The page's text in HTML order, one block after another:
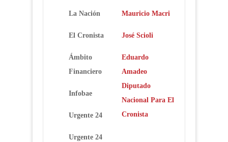
La Nación
El Cronista
Ámbito
Financiero
Infobae
Urgente 24
Urgente 24
Mauricio Macri
José Scioli
Eduardo
Amadeo
Diputado
Nacional Para El
Cronista